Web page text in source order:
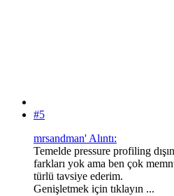
#5
mrsandman' Alıntı:
Temelde pressure profiling
farkları yok ama ben çok
türlü tavsiye ederim.
Genişletmek için tıklayın ...